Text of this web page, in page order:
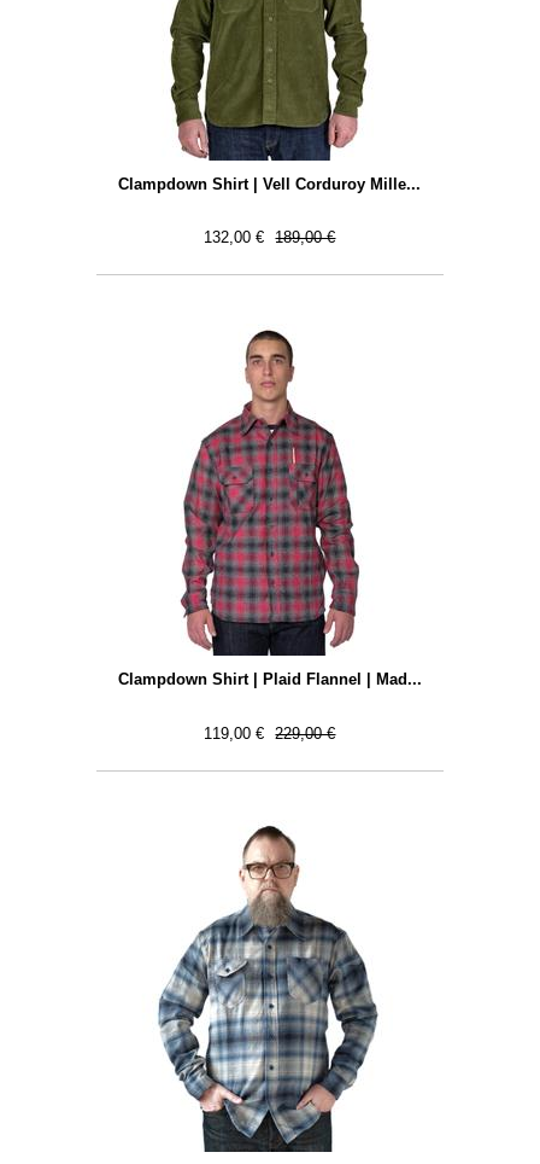
Clampdown Shirt | Vell Corduroy Mille...
132,00 € 189,00 €
Clampdown Shirt | Plaid Flannel | Mad...
119,00 € 229,00 €